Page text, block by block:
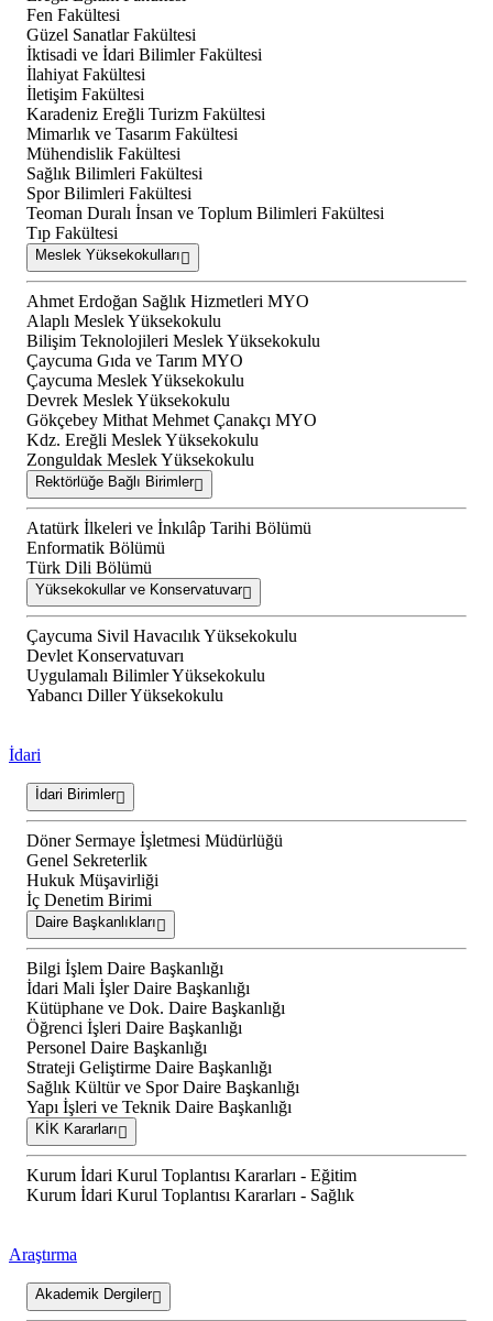
Fen Fakültesi
Güzel Sanatlar Fakültesi
İktisadi ve İdari Bilimler Fakültesi
İlahiyat Fakültesi
İletişim Fakültesi
Karadeniz Ereğli Turizm Fakültesi
Mimarlık ve Tasarım Fakültesi
Mühendislik Fakültesi
Sağlık Bilimleri Fakültesi
Spor Bilimleri Fakültesi
Teoman Duralı İnsan ve Toplum Bilimleri Fakültesi
Tıp Fakültesi
Meslek Yüksekokulları
Ahmet Erdoğan Sağlık Hizmetleri MYO
Alaplı Meslek Yüksekokulu
Bilişim Teknolojileri Meslek Yüksekokulu
Çaycuma Gıda ve Tarım MYO
Çaycuma Meslek Yüksekokulu
Devrek Meslek Yüksekokulu
Gökçebey Mithat Mehmet Çanakçı MYO
Kdz. Ereğli Meslek Yüksekokulu
Zonguldak Meslek Yüksekokulu
Rektörlüğe Bağlı Birimler
Atatürk İlkeleri ve İnkılâp Tarihi Bölümü
Enformatik Bölümü
Türk Dili Bölümü
Yüksekokullar ve Konservatuvar
Çaycuma Sivil Havacılık Yüksekokulu
Devlet Konservatuvarı
Uygulamalı Bilimler Yüksekokulu
Yabancı Diller Yüksekokulu
İdari
İdari Birimler
Döner Sermaye İşletmesi Müdürlüğü
Genel Sekreterlik
Hukuk Müşavirliği
İç Denetim Birimi
Daire Başkanlıkları
Bilgi İşlem Daire Başkanlığı
İdari Mali İşler Daire Başkanlığı
Kütüphane ve Dok. Daire Başkanlığı
Öğrenci İşleri Daire Başkanlığı
Personel Daire Başkanlığı
Strateji Geliştirme Daire Başkanlığı
Sağlık Kültür ve Spor Daire Başkanlığı
Yapı İşleri ve Teknik Daire Başkanlığı
KİK Kararları
Kurum İdari Kurul Toplantısı Kararları - Eğitim
Kurum İdari Kurul Toplantısı Kararları - Sağlık
Araştırma
Akademik Dergiler